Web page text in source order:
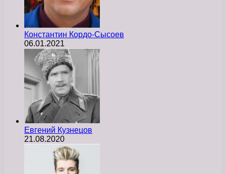
Константин Кордо-Сысоев
06.01.2021
Евгений Кузнецов
21.08.2020